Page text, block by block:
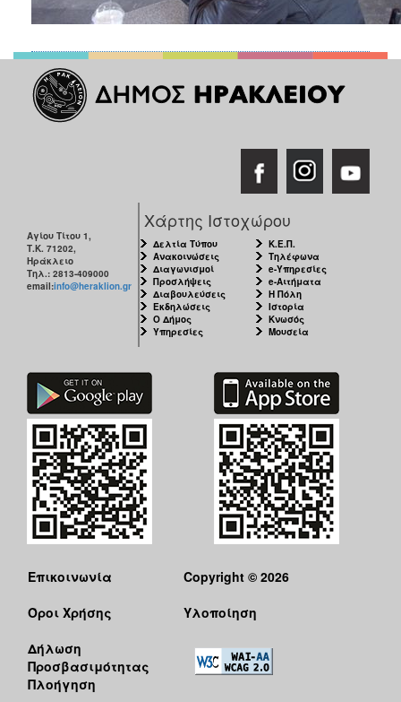
Αγίου Τίτου 1,
Τ.Κ. 71202,
Ηράκλειο
Τηλ.: 2813-409000
email:info@heraklion.gr
Χάρτης Ιστοχώρου
Δελτία Τύπου
Ανακοινώσεις
Διαγωνισμοί
Προσλήψεις
Διαβουλεύσεις
Εκδηλώσεις
Ο Δήμος
Υπηρεσίες
Κ.Ε.Π.
Τηλέφωνα
e-Υπηρεσίες
e-Αιτήματα
Η Πόλη
Ιστορία
Κνωσός
Μουσεία
Επικοινωνία
Όροι Χρήσης
Δήλωση
Προσβασιμότητας
Πλοήγηση
Copyright © 2026
Υλοποίηση